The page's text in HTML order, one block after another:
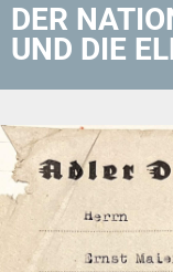
DER
UND DIE